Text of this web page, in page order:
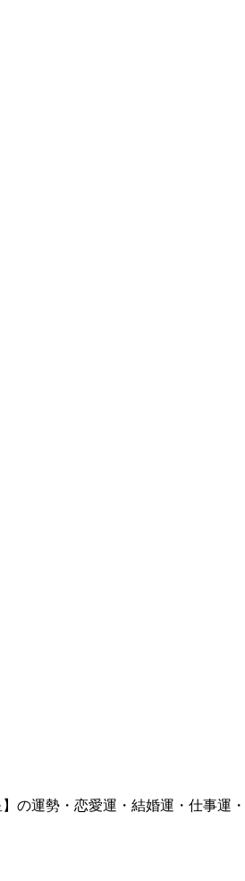
の運勢・恋愛運・結婚運・仕事運